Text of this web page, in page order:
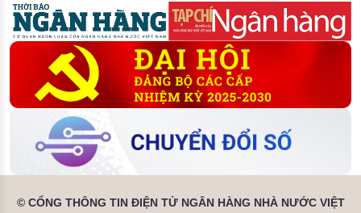
© CỔNG THÔNG TIN ĐIỆN TỬ NGÂN HÀNG NHÀ NƯỚC VIỆT